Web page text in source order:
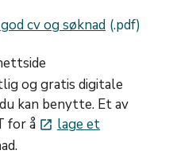
cv og søknad
og gratis digitale
kan benytte. Et av
for å launch lage et